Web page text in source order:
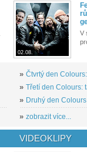
02.08.
V
» Čtvrtý den
» Třetí den Colours:
» Druhý den
» zobrazit více...
VIDEOKLIPY